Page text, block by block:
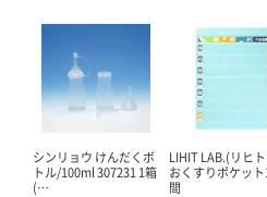
シンリョウ けんだくボ
トル/100ml 307231 1箱
(…
LIHIT LAB.(リヒ
おくすりポケット
間